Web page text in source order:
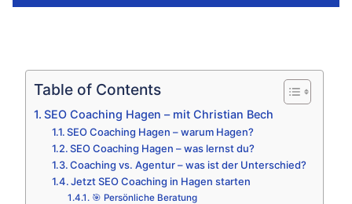
Table of Contents
SEO Coaching Hagen – mit Christian Bech
SEO Coaching Hagen – warum Hagen?
SEO Coaching Hagen – was lernst du?
Coaching vs. Agentur – was ist der Unterschied?
Jetzt SEO Coaching in Hagen starten
🎯 Persönliche Beratung